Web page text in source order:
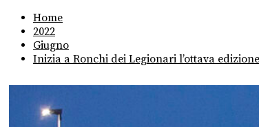
Home
2022
Giugno
Inizia a Ronchi dei Legionari l’ottava